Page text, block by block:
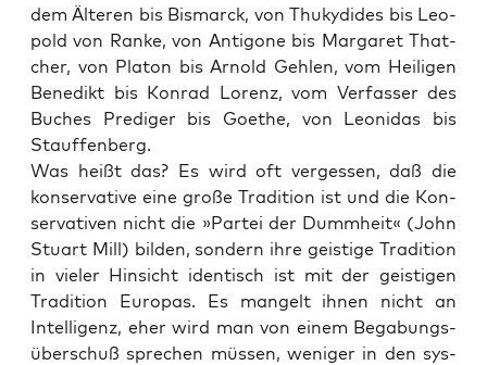
dem Älte­ren bis Bis­marck, von Thuky­di­des bis Leo­
pold von Ran­ke, von Anti­go­ne bis Mar­ga­ret That­
cher, von Pla­ton bis Arnold Geh­len, vom Hei­li­gen
Bene­dikt bis Kon­rad Lorenz, vom Ver­fas­ser des
Buches Pre­di­ger bis Goe­the, von Leo­ni­das bis
Stauffenberg.
Was heißt das? Es wird oft ver­ges­sen, daß die
kon­ser­va­ti­ve eine gro­ße Tra­di­ti­on ist und die Kon­
ser­va­ti­ven nicht die »Par­tei der Dumm­heit« (John
Stuart Mill) bil­den, son­dern ihre geis­ti­ge Tra­di­ti­on
in vie­ler Hin­sicht iden­tisch ist mit der geis­ti­gen
Tra­di­ti­on Euro­pas. Es man­gelt ihnen nicht an
Intel­li­genz, eher wird man von einem Bega­bungs­
über­schuß spre­chen müs­sen, weni­ger in den sys­